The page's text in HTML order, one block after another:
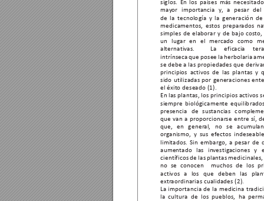
siglos.
En los países más
mayor importancia y, a pesar del
de la tecnología y la generación de
medicamentos, estos preparados
simples de elaborar y de bajo costo,
un lugar en el mercado como
alternativas. La eficacia ter
intrínseca que posee la herbolaria
se debe a las propiedades que
principios activos de  las plantas y
sido utilizadas por generaciones ent
el éxito deseado (1).
En las plantas, los principios activos
siempre biológicamente
presencia de sustancias
que van a proporcionarse entre sí,
que,
en general, no se
organismo, y sus efectos
limitados. Sin embargo, a pesar de
aumentado las investigaciones y
científicos de las plantas
no se conocen  muchos de los
activos a los que deben las
extraordinarias cualidades (2).
La importancia de la medicina tr
la cultura de los pueblos, ha